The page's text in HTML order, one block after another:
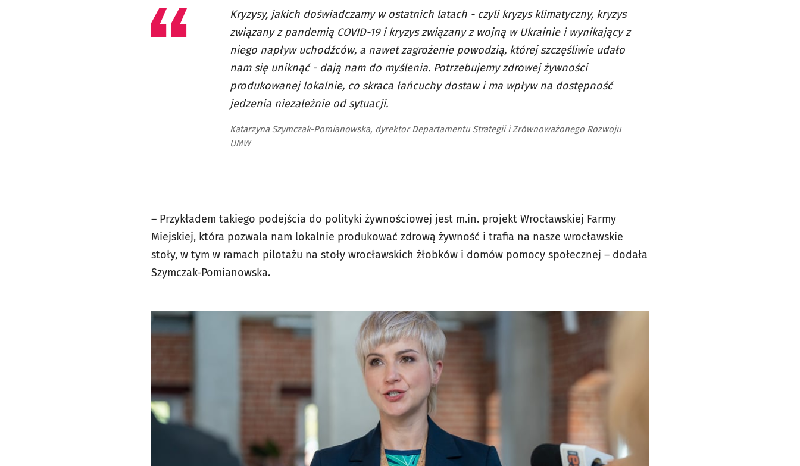
Kryzysy, jakich doświadczamy w ostatnich latach - czyli kryzys klimatyczny, kryzys
związany z pandemią COVID-19 i kryzys związany z wojną w Ukrainie i wynikający z
niego napływ uchodźców, a nawet zagrożenie powodzią, której szczęśliwie udało
nam się uniknąć - dają nam do myślenia. Potrzebujemy zdrowej żywności
produkowanej lokalnie, co skraca łańcuchy dostaw i ma wpływ na dostępność
jedzenia niezależnie od sytuacji.
Katarzyna Szymczak-Pomianowska, dyrektor Departamentu Strategii i Zrównoważonego Rozwoju
UMW
– Przykładem takiego podejścia do polityki żywnościowej jest m.in. projekt Wrocławskiej Farmy
Miejskiej, która pozwala nam lokalnie produkować zdrową żywność i trafia na nasze wrocławskie
stoły, w tym w ramach pilotażu na stoły wrocławskich żłobków i domów pomocy społecznej – dodała
Szymczak-Pomianowska.